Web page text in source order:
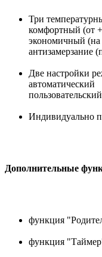
Три
комфортный (от
экономичный
антизамерзание
Две настройки
автоматический
пользовательский
Индивидуально
Дополнительные
функция
функция